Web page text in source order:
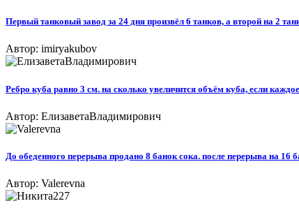
Первый танковый завод за 24 дня произвёл 6 танков, а второй на 2
Автор: imiryakubov
Ребро куба равно 3 см. на сколько увеличится объём куба, если
Автор: ЕлизаветаВладимирович
До обеденного перерыва продано 8 банок сока. после перерыва на
Автор: Valerevna